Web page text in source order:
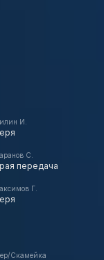
И.
С.
передача
Г.
Скамейка